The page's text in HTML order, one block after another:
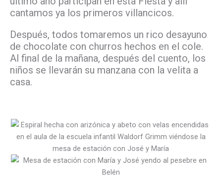
cantamos ya los primeros villancicos.
Después, todos tomaremos un rico desayuno
de chocolate con churros hechos en el cole.
Al final de la mañana, después del cuento, los
niños se llevarán su manzana con la velita a
casa.